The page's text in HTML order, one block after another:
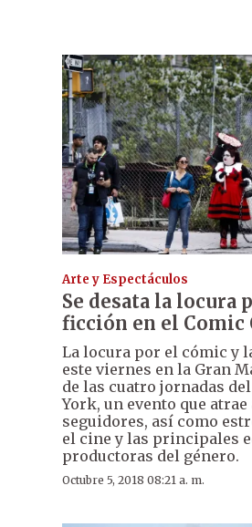
Arte y Espectáculos
Se desata la locura
ficción en el Comic
La locura por el cómic y
este viernes en la Gran
de las cuatro jornadas
York, un evento que
seguidores, así como
el cine y las principales
productoras del género.
Octubre 5, 2018 08:21 a. m.